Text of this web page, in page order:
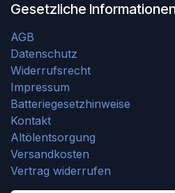
Gesetzliche
AGB
Datenschutz
Widerrufsrecht
Impressum
Batteriegesetzhinweise
Kontakt
Altölentsorgung
Versandkosten
Vertrag widerrufen